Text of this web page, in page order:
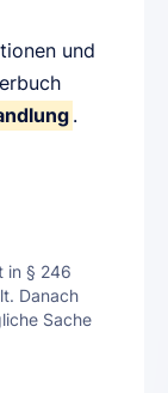
und
.
in § 246
Danach
Sache